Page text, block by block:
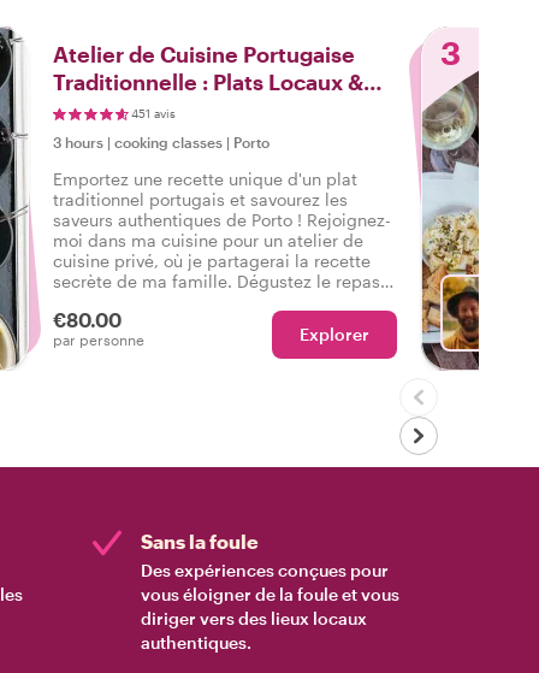
Atelier de Cuisine Portugaise
Traditionnelle : Plats Locaux &
Recettes Secrètes
451 avis
3 hours | cooking classes | Porto
Emportez une recette unique d'un plat
traditionnel portugais et savourez les
saveurs authentiques de Porto ! Rejoignez-
moi dans ma cuisine pour un atelier de
cuisine privé, où je partagerai la recette
secrète de ma famille. Dégustez le repas
moment merveilleux ensemble !
€80.00
par personne Explorer
3
Sans la foule
Des expériences conçues pour
vous éloigner de la foule et vous
diriger vers des lieux locaux
authentiques.